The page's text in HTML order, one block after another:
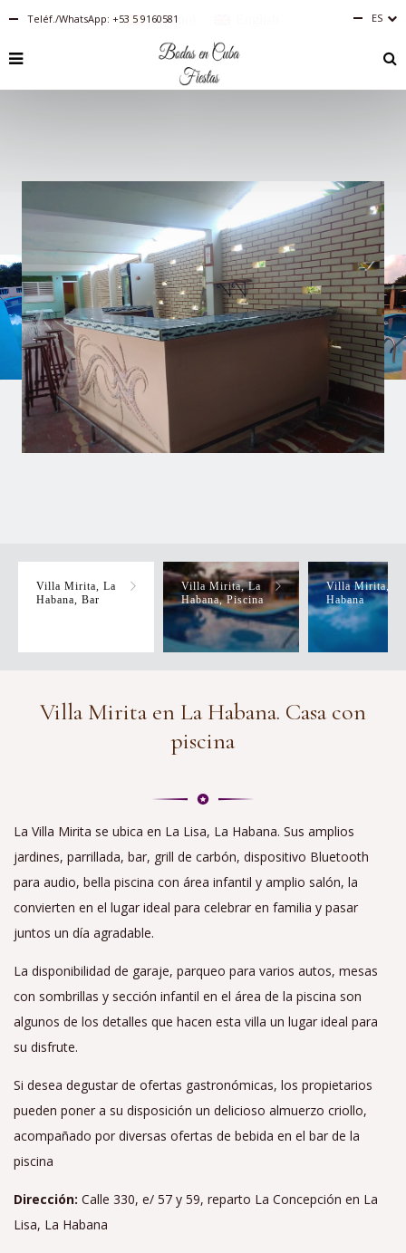
Teléf./WhatsApp: +53 5 9160581 ES
RU
Villa Mirita, La
Habana, Bar
Villa Mirita, La
Habana, Piscina
Villa Mirita, La
Habana
Villa Mirita en La Habana. Casa con
piscina
La Villa Mirita se ubica en La Lisa, La Habana. Sus amplios
jardines, parrillada, bar, grill de carbón, dispositivo Bluetooth
para audio, bella piscina con área infantil y amplio salón, la
convierten en el lugar ideal para celebrar en familia y pasar
juntos un día agradable.
La disponibilidad de garaje, parqueo para varios autos, mesas
con sombrillas y sección infantil en el área de la piscina son
algunos de los detalles que hacen esta villa un lugar ideal para
su disfrute.
Si desea degustar de ofertas gastronómicas, los propietarios
pueden poner a su disposición un delicioso almuerzo criollo,
acompañado por diversas ofertas de bebida en el bar de la
piscina
Dirección: Calle 330, e/ 57 y 59, reparto La Concepción en La
Lisa, La Habana
Español